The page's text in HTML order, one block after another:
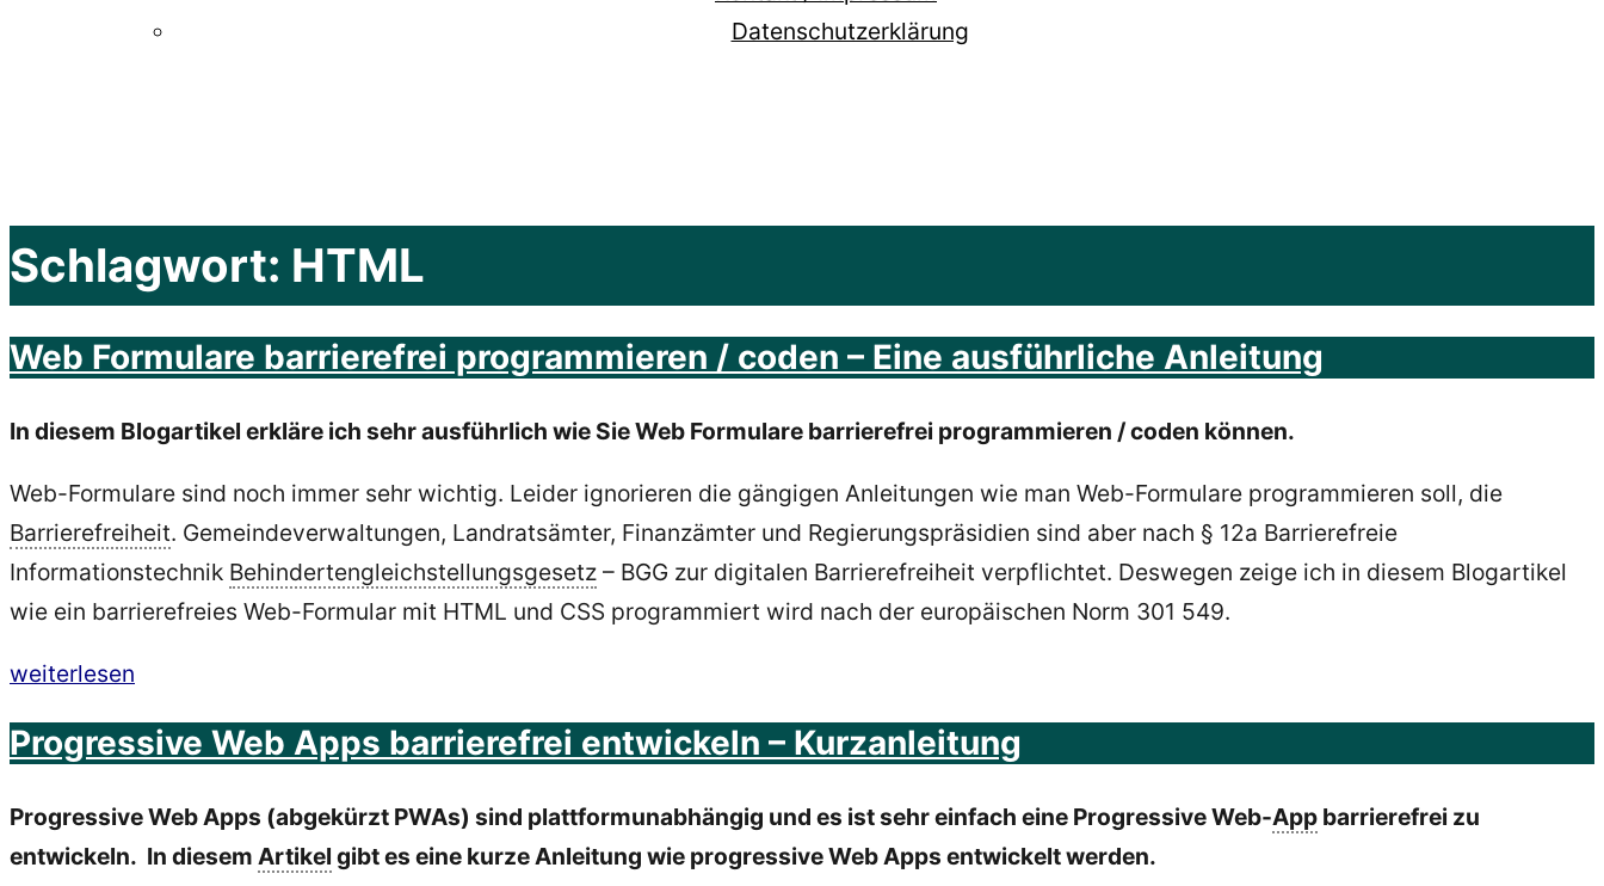
Datenschutzerklärung
Schlagwort: HTML
Web Formulare barrierefrei programmieren / coden – Eine ausführliche Anleitung
In diesem Blogartikel erkläre ich sehr ausführlich wie Sie Web Formulare barrierefrei programmieren / coden können.
Web-Formulare sind noch immer sehr wichtig. Leider ignorieren die gängigen Anleitungen wie man Web-Formulare programmieren soll, die
Barrierefreiheit. Gemeindeverwaltungen, Landratsämter, Finanzämter und Regierungspräsidien sind aber nach § 12a Barrierefreie
Informationstechnik Behindertengleichstellungsgesetz – BGG zur digitalen Barrierefreiheit verpflichtet. Deswegen zeige ich in diesem Blogartikel
wie ein barrierefreies Web-Formular mit HTML und CSS programmiert wird nach der europäischen Norm 301 549.
„Web
barrierefrei
/
coden
weiterlesen
Progressive Web Apps barrierefrei entwickeln – Kurzanleitung
Progressive Web Apps (abgekürzt PWAs) sind plattformunabhängig und es ist sehr einfach eine Progressive Web-App barrierefrei zu
entwickeln. In diesem Artikel gibt es eine kurze Anleitung wie progressive Web Apps entwickelt werden.